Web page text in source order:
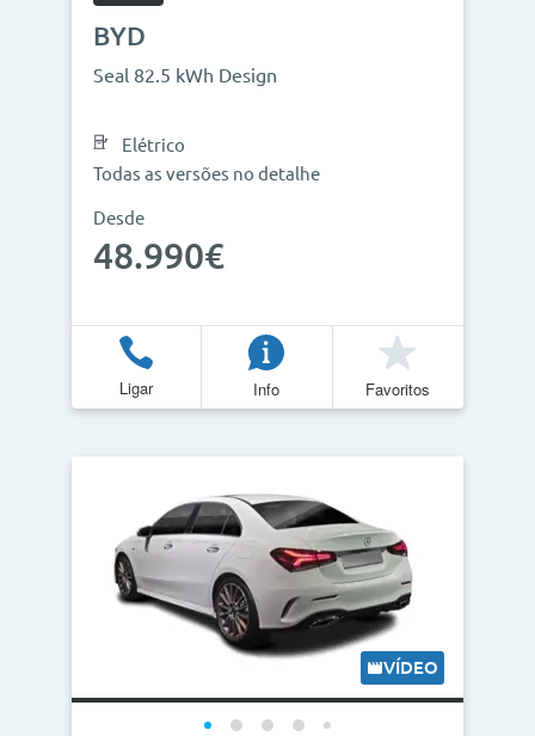
BYD
Seal 82.5 kWh Design
Elétrico
Todas as versões no detalhe
Desde
48.990€
Ligar Info Favoritos
VÍDEO